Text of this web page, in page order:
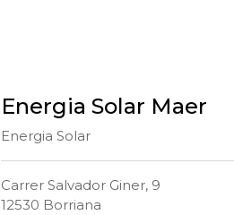
Energia Solar Maer
Energia Solar
Carrer Salvador Giner, 9
12530 Borriana